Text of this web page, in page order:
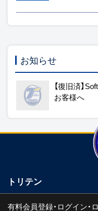
お知らせ
【復旧済】
お客様へ
トリテン
有料会員登録・ログイン・